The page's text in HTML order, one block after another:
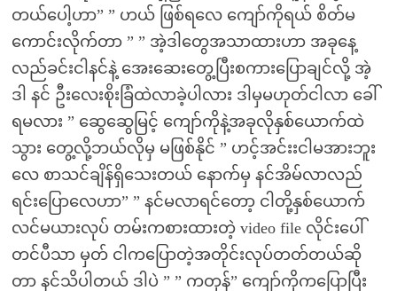
တယ်ပေါ့ဟာ” ” ဟယ် ဖြစ်ရလေ ကျော်ကိုရယ် စိတ်မ
ကောင်းလိုက်တာ ” ” အဲ့ဒါတွေအသာထားဟာ အခုနေ့
လည်ခင်းငါနင်နဲ့ အေးဆေးတွေ့ပြီးစကားပြောချင်လို့ အဲ့
ဒါ နင် ဦးလေးစိုးခြံထဲလာခဲ့ပါလား ဒါမှမဟုတ်ငါလာ ခေါ်
ရမလား ” ဆွေဆွေမြင့် ကျော်ကိုနဲ့အခုလိုနှစ်ယောက်ထဲ
သွား တွေ့လို့ဘယ်လိုမှ မဖြစ်နိုင် ” ဟင့်အင်းးငါမအားဘူး
လေ စာသင်ချိန်ရှိသေးတယ် နောက်မှ နင်အိမ်လာလည်
ရင်းပြောလေဟာ” ” နင်မလာရင်တော့ ငါတို့နှစ်ယောက်
လင်မယားလုပ် တမ်းကစားထားတဲ့ video file လိုင်းပေါ်
တင်ပီသာ မှတ် ငါကပြောတဲ့အတိုင်းလုပ်တတ်တယ်ဆို
တာ နင်သိပါတယ် ဒါပဲ ” ” ကတုန်” ကျော်ကိုကပြောပြီး